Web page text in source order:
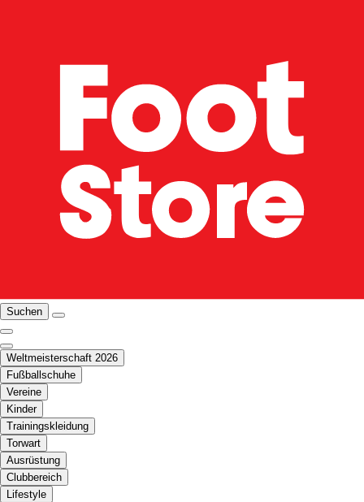
Suchen
Weltmeisterschaft 2026
Fußballschuhe
Vereine
Kinder
Trainingskleidung
Torwart
Ausrüstung
Clubbereich
Lifestyle